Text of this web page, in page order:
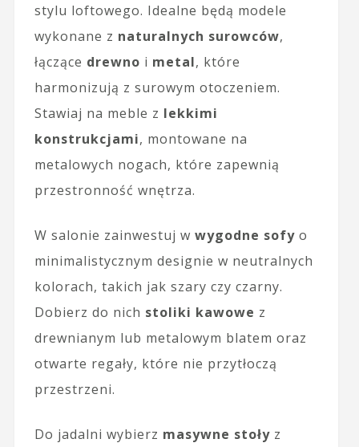
stylu loftowego. Idealne będą modele
wykonane z naturalnych surowców,
łączące drewno i metal, które
harmonizują z surowym otoczeniem.
Stawiaj na meble z lekkimi
konstrukcjami, montowane na
metalowych nogach, które zapewnią
przestronność wnętrza.
W salonie zainwestuj w wygodne sofyo
minimalistycznym designie w neutralnych
kolorach, takich jak szary czy czarny.
Dobierz do nich stoliki kawowe z
drewnianym lub metalowym blatem oraz
otwarte regały, które nie przytłoczą
przestrzeni.
Do jadalni wybierz masywne stołyz